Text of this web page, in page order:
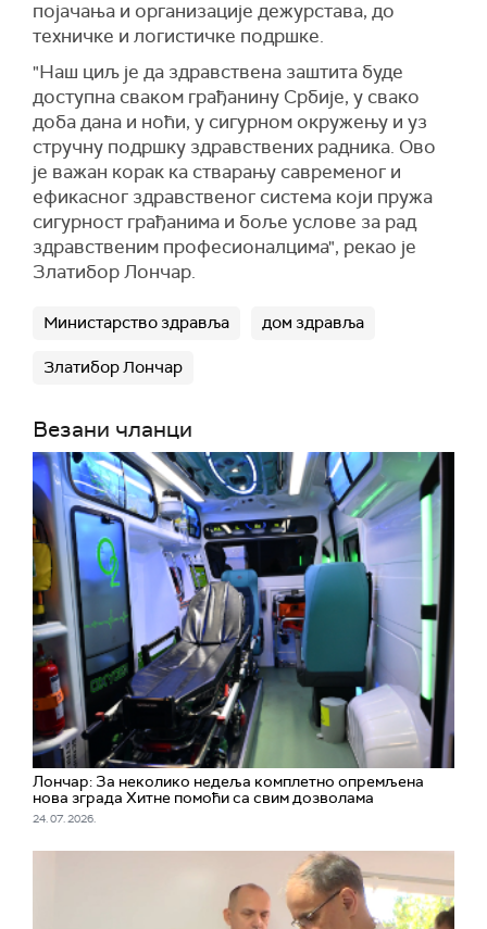
појачања и организације дежурстава, до
техничке и логистичке подршке.
"Наш циљ је да здравствена заштита буде
доступна сваком грађанину Србије, у свако
доба дана и ноћи, у сигурном окружењу и уз
стручну подршку здравствених радника. Ово
је важан корак ка стварању савременог и
ефикасног здравственог система који пружа
сигурност грађанима и боље услове за рад
здравственим професионалцима", рекао је
Златибор Лончар.
Министарство здравља дом здравља
Златибор Лончар
Везани чланци
Лончар: За неколико недеља комплетно опремљена
нова зграда Хитне помоћи са свим дозволама
24. 07. 2026.